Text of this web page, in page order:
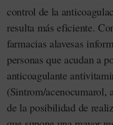
control de la
resulta más eficiente.
farmacias alavesas
personas que acudan a
anticoagulante
(Sintrom/acenocumarol,
de la posibilidad de